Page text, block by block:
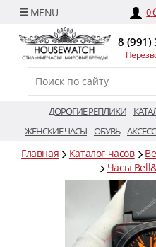
0
8 (991)
ДОРОГИЕ РЕПЛИКИ
ЖЕНСКИЕ ЧАСЫ ОБУВЬ
Главная Каталог часов
Часы